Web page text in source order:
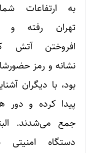
به ارتفاعات شمال
تهران رفته و با
افروختن آتش که
نشانه و رمز حضورشان
بود، با دیگران آشنایی
پیدا کرده و دور هم
جمع می‌شدند. البته
دستگاه امنیتی به